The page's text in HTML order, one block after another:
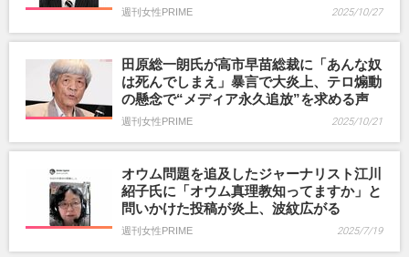
週刊女性PRIME 2025/10/27
田原総一朗氏が高市早苗総裁に「あんな奴
は死んでしまえ」暴言で大炎上、テロ煽動
の懸念で“メディア永久追放”を求める声
週刊女性PRIME 2025/10/21
オウム問題を追及したジャーナリスト江川
紹子氏に「オウム真理教知ってますか」と
問いかけた投稿が炎上、波紋広がる
週刊女性PRIME 2025/7/19